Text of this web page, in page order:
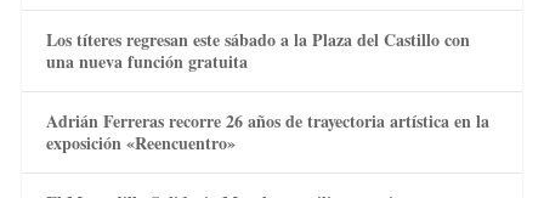
Los títeres regresan este sábado a la Plaza del Castillo con
una nueva función gratuita
Adrián Ferreras recorre 26 años de trayectoria artística en la
exposición «Reencuentro»